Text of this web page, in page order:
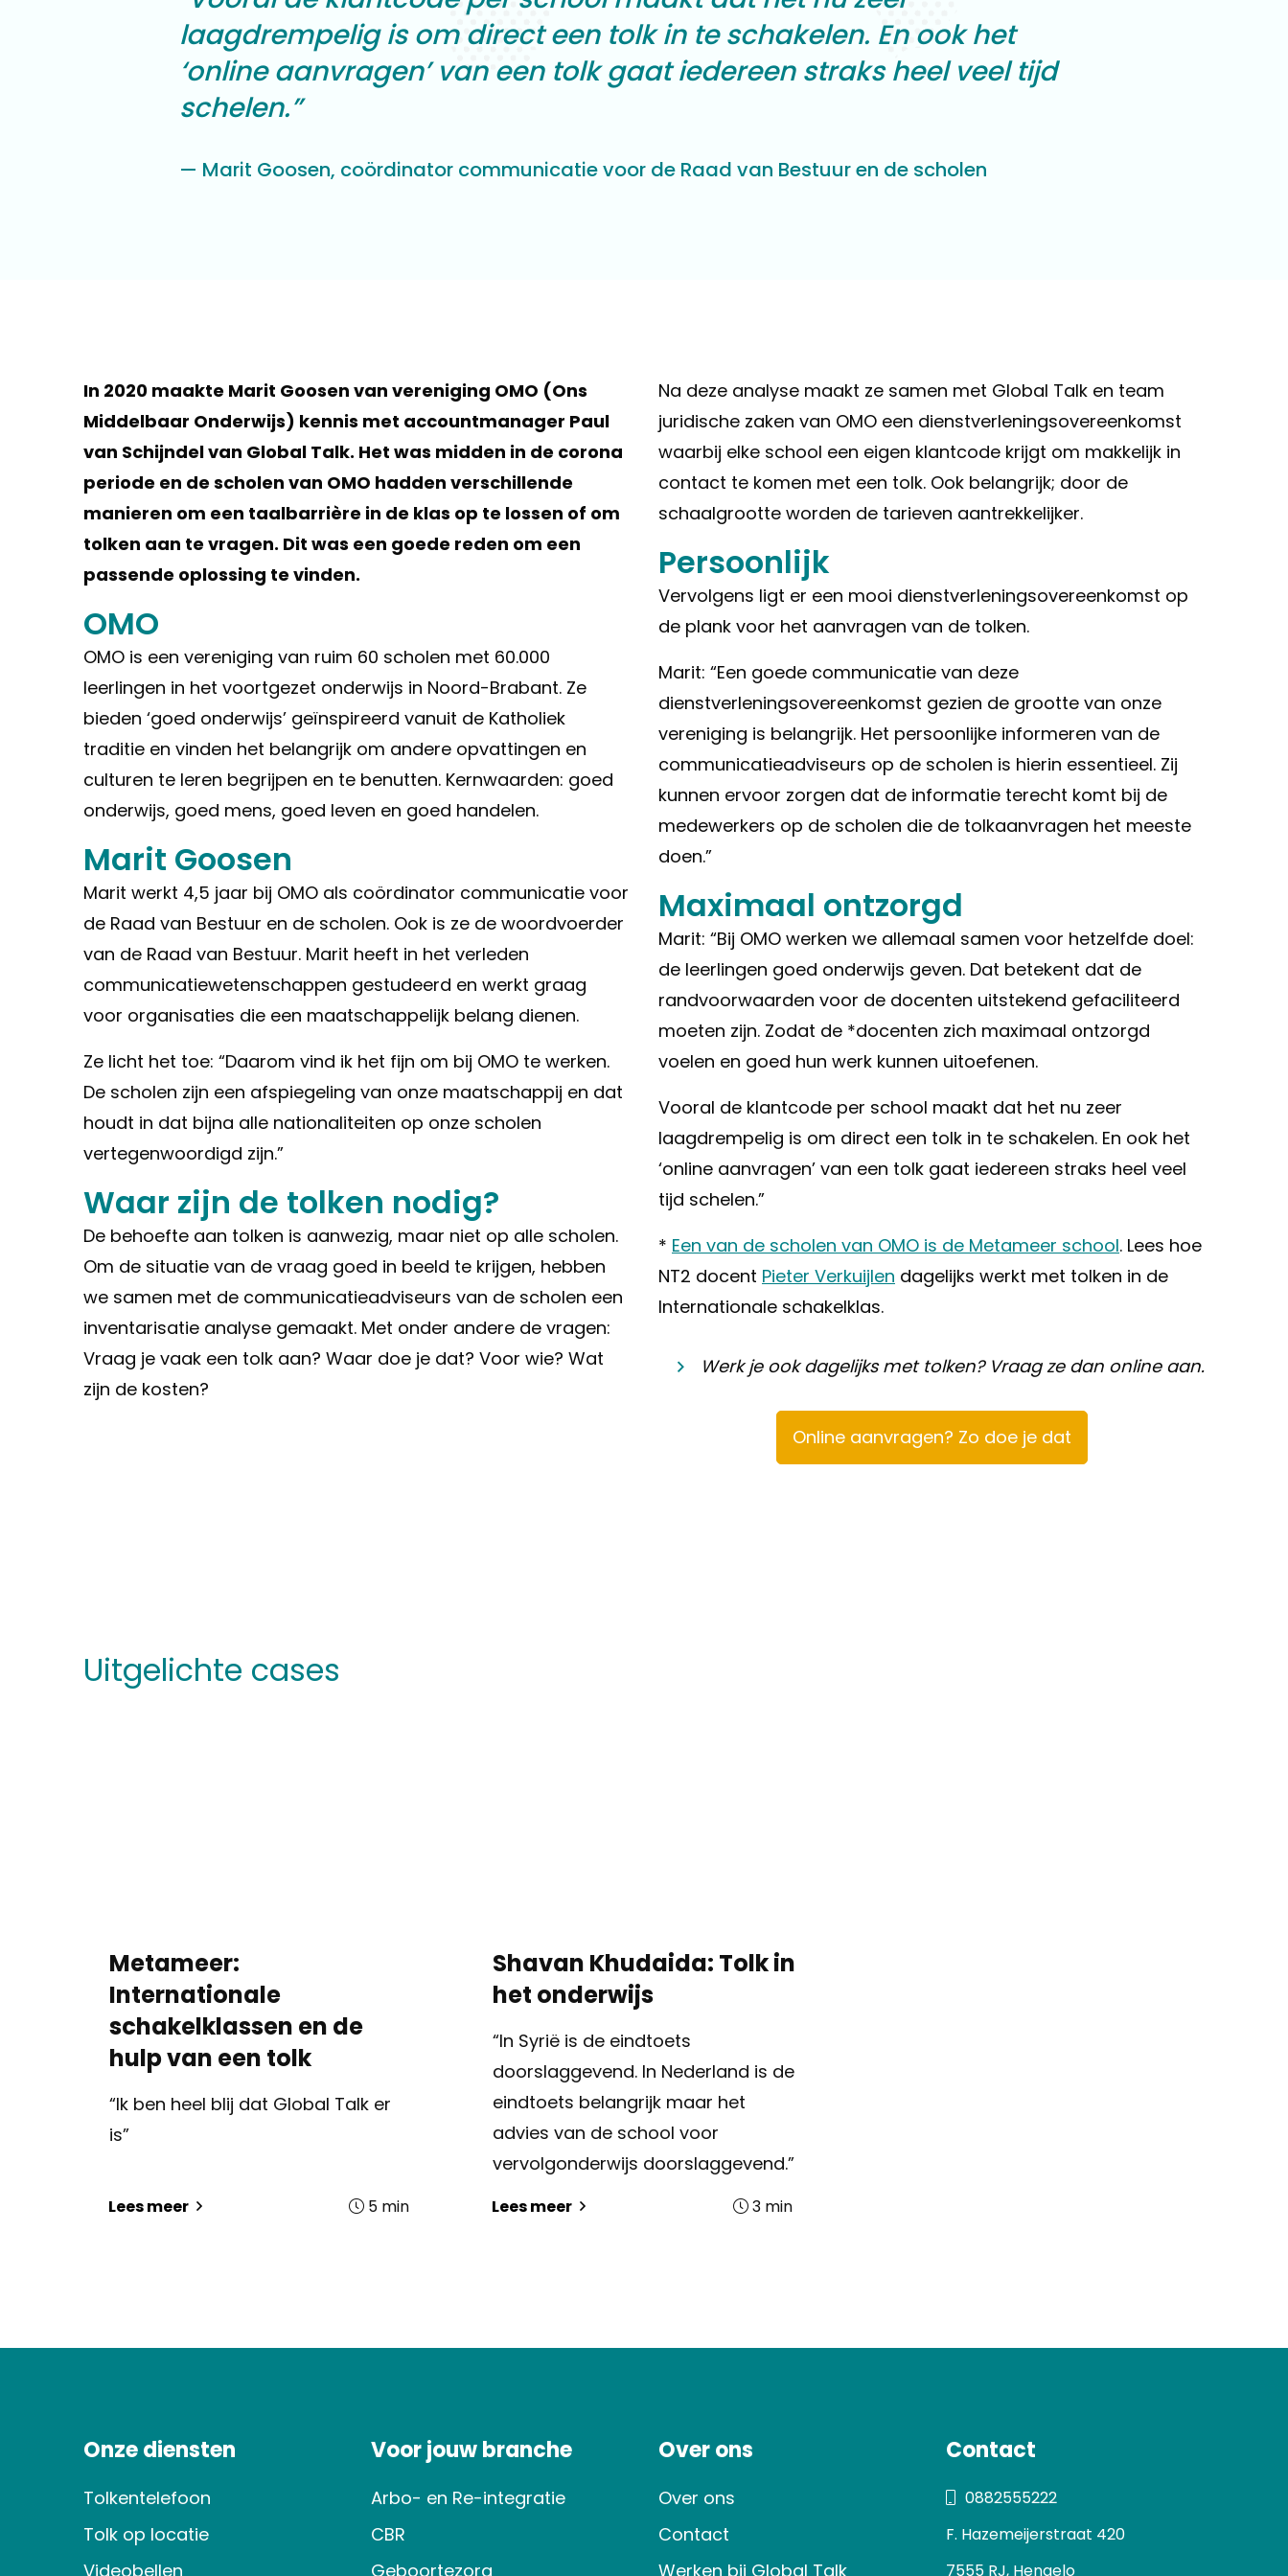
laagdrempelig is om direct een tolk in te schakelen. En ook het
‘online aanvragen’ van een tolk gaat iedereen straks heel veel tijd
schelen.”
Marit Goosen, coördinator communicatie voor de Raad van Bestuur en de scholen
In 2020 maakte Marit Goosen van vereniging OMO (Ons
Middelbaar Onderwijs) kennis met accountmanager Paul
van Schijndel van Global Talk. Het was midden in de corona
periode en de scholen van OMO hadden verschillende
manieren om een taalbarrière in de klas op te lossen of om
tolken aan te vragen. Dit was een goede reden om een
passende oplossing te vinden.
OMO
OMO is een vereniging van ruim 60 scholen met 60.000
leerlingen in het voortgezet onderwijs in Noord-Brabant. Ze
bieden ‘goed onderwijs’ geïnspireerd vanuit de Katholiek
traditie en vinden het belangrijk om andere opvattingen en
culturen te leren begrijpen en te benutten. Kernwaarden: goed
onderwijs, goed mens, goed leven en goed handelen.
Marit Goosen
Marit werkt 4,5 jaar bij OMO als coördinator communicatie voor
de Raad van Bestuur en de scholen. Ook is ze de woordvoerder
van de Raad van Bestuur. Marit heeft in het verleden
communicatiewetenschappen gestudeerd en werkt graag
voor organisaties die een maatschappelijk belang dienen.
Ze licht het toe: “Daarom vind ik het fijn om bij OMO te werken.
De scholen zijn een afspiegeling van onze maatschappij en dat
houdt in dat bijna alle nationaliteiten op onze scholen
vertegenwoordigd zijn.”
Waar zijn de tolken nodig?
De behoefte aan tolken is aanwezig, maar niet op alle scholen.
Om de situatie van de vraag goed in beeld te krijgen, hebben
we samen met de communicatieadviseurs van de scholen een
inventarisatie analyse gemaakt. Met onder andere de vragen:
Vraag je vaak een tolk aan? Waar doe je dat? Voor wie? Wat
zijn de kosten?
Na deze analyse maakt ze samen met Global Talk en team
juridische zaken van OMO een dienstverleningsovereenkomst
waarbij elke school een eigen klantcode krijgt om makkelijk in
contact te komen met een tolk. Ook belangrijk; door de
schaalgrootte worden de tarieven aantrekkelijker.
Persoonlijk
Vervolgens ligt er een mooi dienstverleningsovereenkomst op
de plank voor het aanvragen van de tolken.
Marit: “Een goede communicatie van deze
dienstverleningsovereenkomst gezien de grootte van onze
vereniging is belangrijk. Het persoonlijke informeren van de
communicatieadviseurs op de scholen is hierin essentieel. Zij
kunnen ervoor zorgen dat de informatie terecht komt bij de
medewerkers op de scholen die de tolkaanvragen het meeste
doen.”
Maximaal ontzorgd
Marit: “Bij OMO werken we allemaal samen voor hetzelfde doel:
de leerlingen goed onderwijs geven. Dat betekent dat de
randvoorwaarden voor de docenten uitstekend gefaciliteerd
moeten zijn. Zodat de *docenten zich maximaal ontzorgd
voelen en goed hun werk kunnen uitoefenen.
Vooral de klantcode per school maakt dat het nu zeer
laagdrempelig is om direct een tolk in te schakelen. En ook het
‘online aanvragen’ van een tolk gaat iedereen straks heel veel
tijd schelen.”
* Een van de scholen van OMO is de Metameer school. Lees hoe
NT2 docent Pieter Verkuijlen dagelijks werkt met tolken in de
Internationale schakelklas.
Werk je ook dagelijks met tolken? Vraag ze dan online aan.
Online aanvragen? Zo doe je dat
Uitgelichte cases
Metameer:
Internationale
schakelklassen en de
hulp van een tolk
“Ik ben heel blij dat Global Talk er
is”
Lees meer 5 min
Shavan Khudaida: Tolk in
het onderwijs
“In Syrië is de eindtoets
doorslaggevend. In Nederland is de
eindtoets belangrijk maar het
advies van de school voor
vervolgonderwijs doorslaggevend.”
Lees meer 3 min
Onze diensten
Tolkentelefoon
Tolk op locatie
Videobellen
Voor jouw branche
Arbo- en Re-integratie
CBR
Geboortezorg
Over ons
Over ons
Contact
Werken bij Global Talk
Contact
0882555222
F. Hazemeijerstraat 420
7555 RJ, Hengelo